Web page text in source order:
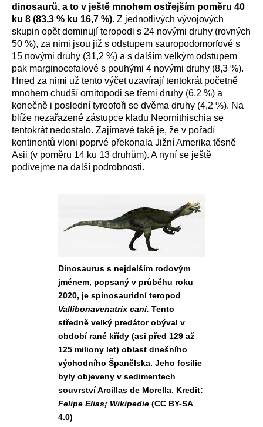
dinosaurů, a to v ještě mnohem ostřejším poměru 40
ku 8 (83,3 % ku 16,7 %). Z jednotlivých vývojových
skupin opět dominují teropodi s 24 novými druhy (rovných
50 %), za nimi jsou již s odstupem sauropodomorfové s
15 novými druhy (31,2 %) a s dalším velkým odstupem
pak marginocefalové s pouhými 4 novými druhy (8,3 %).
Hned za nimi už tento výčet uzavírají tentokrát početně
mnohem chudší ornitopodi se třemi druhy (6,2 %) a
konečně i poslední tyreofoři se dvěma druhy (4,2 %). Na
blíže nezařazené zástupce kladu Neornithischia se
tentokrát nedostalo. Zajímavé také je, že v pořadí
kontinentů vloni poprvé překonala Jižní Amerika těsně
Asii (v poměru 14 ku 13 druhům). A nyní se ještě
podívejme na další podrobnosti.
Dinosaurus s nejdelším rodovým
jménem, popsaný v průběhu roku
2020, je spinosauridní teropod
Vallibonavenatrix cani. Tento
středně velký predátor obýval v
období rané křídy (asi před 129 až
125 miliony let) oblast dnešního
východního Španělska. Jeho fosilie
byly objeveny v sedimentech
souvrství Arcillas de Morella. Kredit:
Felipe Elias; Wikipedie (CC BY-SA
4.0)